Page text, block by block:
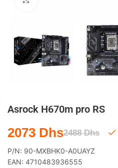
Asrock H670m pro RS
2488Dhs
2073 Dhs
P/N: 90-MXBHK0-A0UAYZ
EAN: 4710483936555